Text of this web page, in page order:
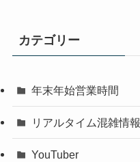
カテゴリー
年末年始営業時間
リアルタイム混雑情報
YouTuber